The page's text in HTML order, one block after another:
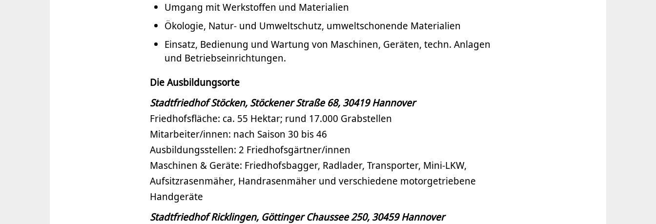
Umgang mit Werkstoffen und Materialien
Ökologie, Natur- und Umweltschutz, umweltschonende Materialien
Einsatz, Bedienung und Wartung von Maschinen, Geräten, techn. Anlagen
und Betriebseinrichtungen.
Die Ausbildungsorte
Stadtfriedhof Stöcken, Stöckener Straße 68, 30419 Hannover
Friedhofsfläche: ca. 55 Hektar; rund 17.000 Grabstellen
Mitarbeiter/innen: nach Saison 30 bis 46
Ausbildungsstellen: 2 Friedhofsgärtner/innen
Maschinen & Geräte: Friedhofsbagger, Radlader, Transporter, Mini-LKW,
Aufsitzrasenmäher, Handrasenmäher und verschiedene motorgetriebene
Handgeräte
Stadtfriedhof Ricklingen, Göttinger Chaussee 250, 30459 Hannover